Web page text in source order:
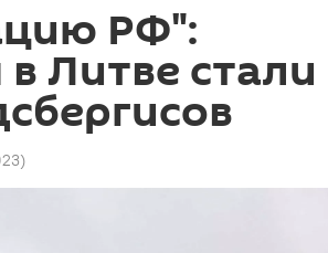
РФ":
Литве стали
)